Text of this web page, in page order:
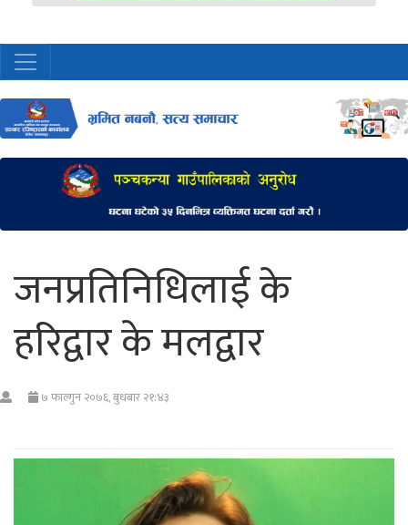
जनप्रतिनिधिलाई के
हरिद्वार के मलद्वार
७ फाल्गुन २०७६, बुधबार २१:४३